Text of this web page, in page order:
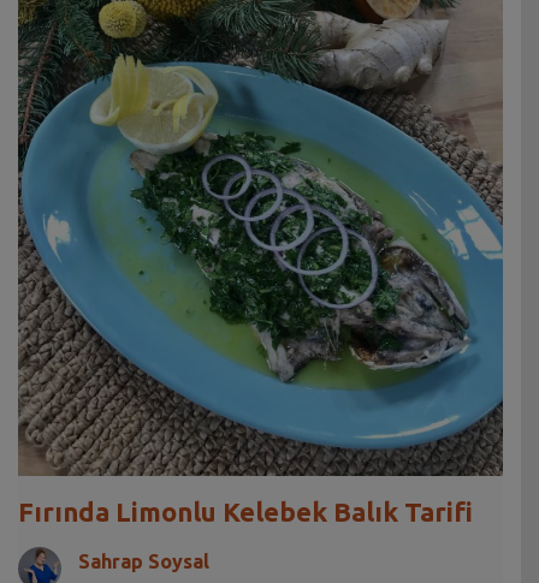
Fırında Limonlu Kelebek Balık Tarifi
Sahrap Soysal